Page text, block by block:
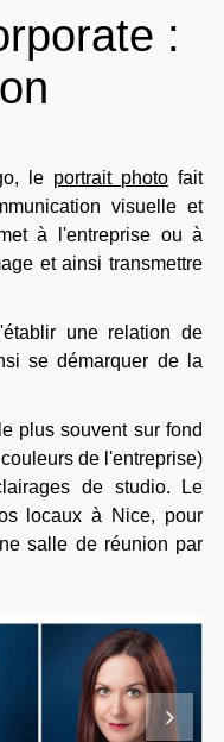
:
le portrait photo fait
visuelle et
à l'entreprise ou à
et ainsi transmettre
une relation de
se démarquer de la
plus souvent sur fond
de l'entreprise)
de studio. Le
locaux à Nice, pour
salle de réunion par